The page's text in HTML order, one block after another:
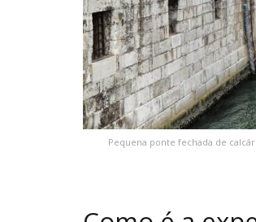
Pequena ponte fechada de